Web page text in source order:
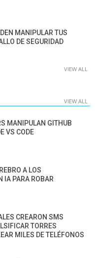
MANIPULAR TUS
DE SEGURIDAD
VIEW ALL
VIEW ALL
MANIPULAN GITHUB
VS CODE
A LOS
IA PARA ROBAR
CREARON SMS
TORRES
MILES DE TELÉFONOS